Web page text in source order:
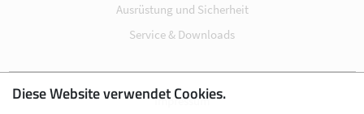
Ausrüstung und Sicherheit
Service & Downloads
Impressum
Diese Website verwendet Cookies.